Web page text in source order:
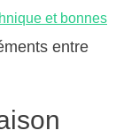
et bonnes
entre